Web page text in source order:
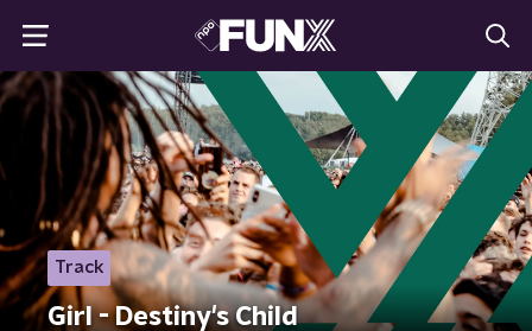
Track
Girl - Destiny's Child